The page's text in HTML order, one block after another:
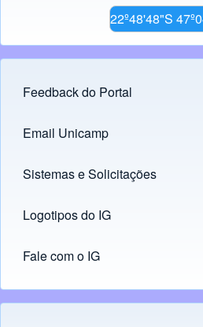
22º48'48"S
Footer menu
Feedback do Portal
Links
Email Unicamp
(opens in new tab)
Sistemas e Solicitações
(opens in new tab)
Logotipos do IG
(opens in new tab)
Fale com o IG